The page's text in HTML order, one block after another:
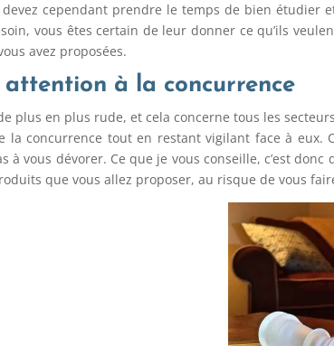
cependant prendre le temps de bien étudier
vous êtes certain de leur donner ce qu’ils
avez proposées.
attention à la concurrence
plus en plus rude, et cela concerne tous les
la concurrence tout en restant vigilant face à eux.
à vous dévorer. Ce que je vous conseille, c’est
que vous allez proposer, au risque de vous